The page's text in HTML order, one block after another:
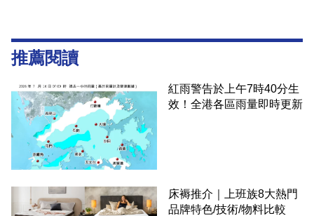
推薦閱讀
紅雨警告於上午7時40分生
效！全港各區雨量即時更新
床褥推介｜上班族8大熱門
品牌特色/技術/物料比較